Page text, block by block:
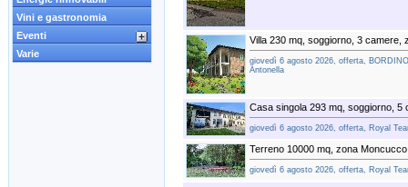
Vini e gastronomia
Eventi
Varie
Villa 230 mq, soggiorno, 3 camere,
giovedì 6 agosto 2026, offerta,
Antonella
Casa singola 293 mq, soggiorno, 5
giovedì 6 agosto 2026, offerta, Royal
Terreno 10000 mq, zona
giovedì 6 agosto 2026, offerta, Royal